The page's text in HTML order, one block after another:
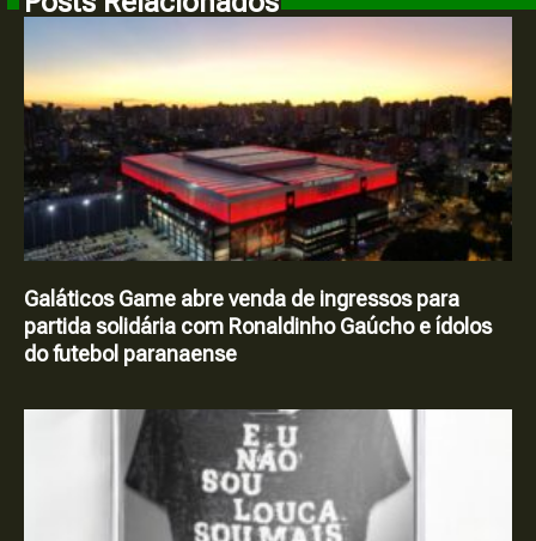
Galáticos Game abre venda de ingressos para
partida solidária com Ronaldinho Gaúcho e ídolos
do futebol paranaense